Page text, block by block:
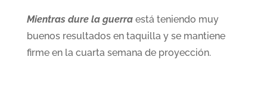
Mientras dure la guerraestá teniendo muy
buenos resultados en taquilla y se mantiene
firme en la cuarta semana de proyección.